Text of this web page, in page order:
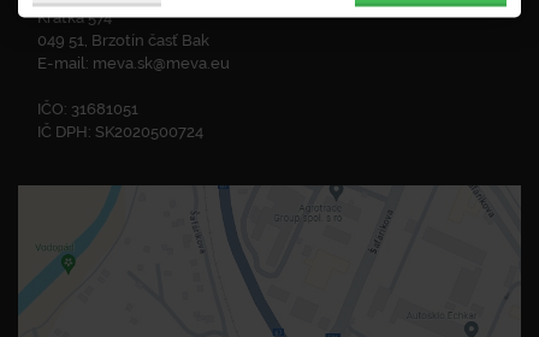
Krátka 574
049 51, Brzotín časť Bak
E-mail: meva.sk@meva.eu
IČO: 31681051
IČ DPH: SK2020500724